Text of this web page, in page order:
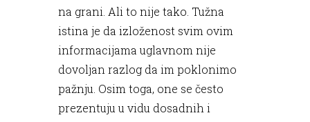
na grani. Ali to nije tako. Tužna
istina je da izloženost svim ovim
informacijama uglavnom nije
dovoljan razlog da im poklonimo
pažnju. Osim toga, one se često
prezentuju u vidu dosadnih i